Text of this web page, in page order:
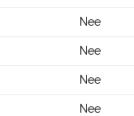
Nee
Nee
Nee
Nee